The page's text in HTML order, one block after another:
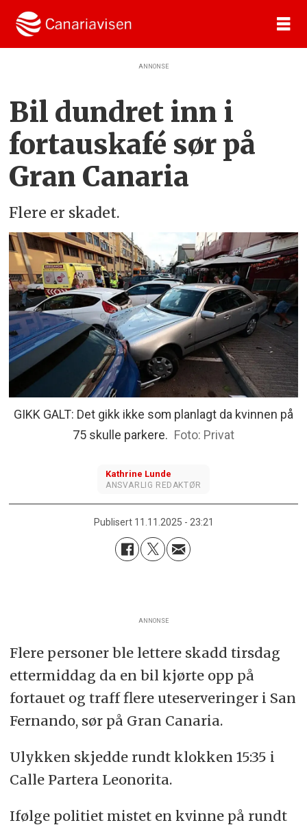
ANNONSE
Bil dundret inn i
fortauskafé sør på
Gran Canaria
Flere er skadet.
GIKK GALT: Det gikk ikke som planlagt da kvinnen på
75 skulle parkere.
Privat
Kathrine Lunde
ANSVARLIG REDAKTØR
Publisert 11.11.2025 - 23:21
ANNONSE
Flere personer ble lettere skadd tirsdag
ettermiddag da en bil kjørte opp på
fortauet og traff flere uteserveringer i San
Fernando, sør på Gran Canaria.
Ulykken skjedde rundt klokken 15:35 i
Calle Partera Leonorita.
Ifølge politiet mistet en kvinne på rundt